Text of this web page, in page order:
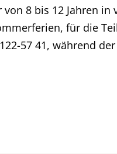
8 bis 12 Jahren
für die
57 41, während